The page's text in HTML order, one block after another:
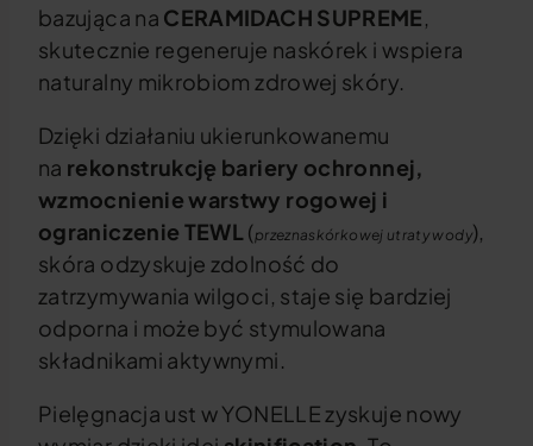
bazująca na CERAMIDACH SUPREME,
skutecznie regeneruje naskórek i wspiera
naturalny mikrobiom zdrowej skóry.
Dzięki działaniu ukierunkowanemu
na rekonstrukcję bariery ochronnej,
wzmocnienie warstwy rogowej i
ograniczenie TEWL(przeznaskórkowej utraty wody),
skóra odzyskuje zdolność do
zatrzymywania wilgoci, staje się bardziej
odporna i może być stymulowana
składnikami aktywnymi.
Pielęgnacja ust w YONELLE zyskuje nowy